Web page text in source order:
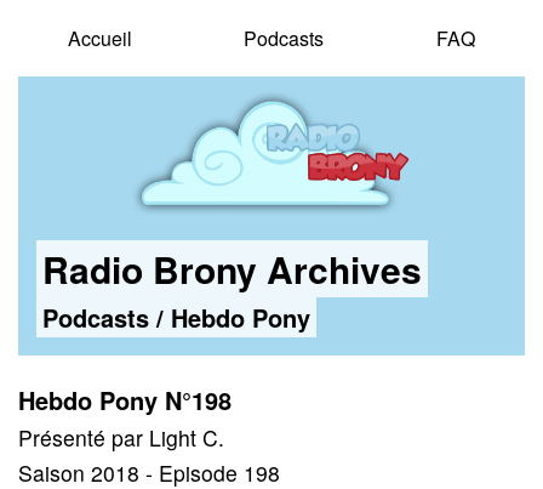
Accueil Podcasts FAQ
Radio Brony Archives
Podcasts/ Hebdo Pony
Hebdo Pony N°198
Présenté par Light C.
Saison 2018 - Episode 198